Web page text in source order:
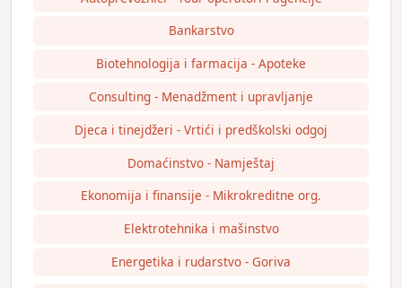
Bankarstvo
Biotehnologija i farmacija - Apoteke
Consulting - Menadžment i upravljanje
Djeca i tinejdžeri - Vrtići i predškolski odgoj
Domaćinstvo - Namještaj
Ekonomija i finansije - Mikrokreditne org.
Elektrotehnika i mašinstvo
Energetika i rudarstvo - Goriva